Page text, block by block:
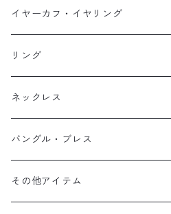
イヤーカフ
イヤリング
ネックレス
リング
ブレス
オブジェ
イヤーカフ
スタッド・一粒
フック・ぶら下がり
フープ
イヤーカフ・イヤリング
原石イヤーカフ
植物イヤーカフ
ぶら下がりイヤーカフ
2連イヤーカフ
リング
ネックレス
バングル・ブレス
ブレスレット
その他アイテム